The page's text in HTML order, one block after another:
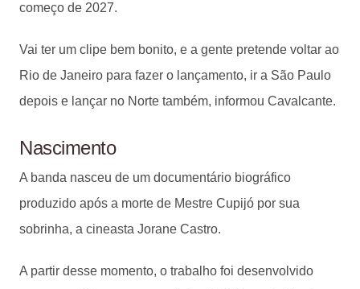
começo de 2027.
Vai ter um clipe bem bonito, e a gente pretende voltar ao
Rio de Janeiro para fazer o lançamento, ir a São Paulo
depois e lançar no Norte também, informou Cavalcante.
Nascimento
A banda nasceu de um documentário biográfico
produzido após a morte de Mestre Cupijó por sua
sobrinha, a cineasta Jorane Castro.
A partir desse momento, o trabalho foi desenvolvido